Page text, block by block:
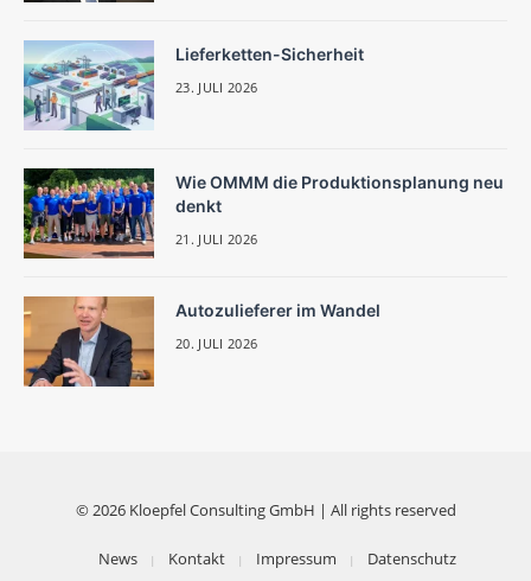
Lieferketten-Sicherheit
23. JULI 2026
Wie OMMM die Produktionsplanung neu
denkt
21. JULI 2026
Autozulieferer im Wandel
20. JULI 2026
© 2026 Kloepfel Consulting GmbH | All rights reserved
News Kontakt Impressum Datenschutz